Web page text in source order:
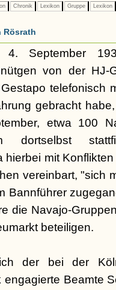
Chronik Lexikon Gruppe Lexikon
Rösrath
4. September
von der HJ-
telefonisch
gebracht
etwa 100
dortselbst
hierbei mit
vereinbart, "sich
Bannführer
die Navajo-
beteiligen.
der bei der
Beamte